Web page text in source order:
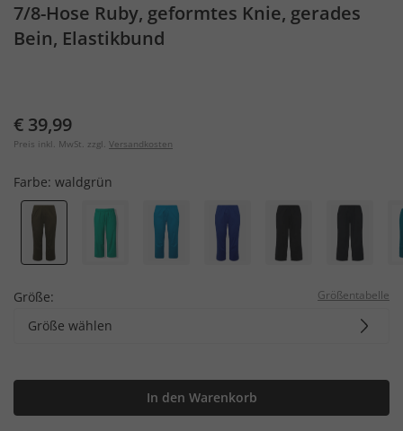
7/8-Hose Ruby, geformtes Knie, gerades
Bein, Elastikbund
€ 39,99
Preis inkl. MwSt. zzgl. Versandkosten
Farbe: waldgrün
Größe: Größentabelle
Größe wählen
In den Warenkorb